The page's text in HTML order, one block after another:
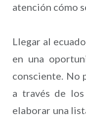
atención cómo
Llegar al
en una
consciente. No
a través de
elaborar una